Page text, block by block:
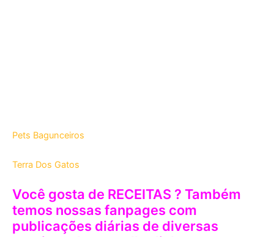
Pets Bagunceiros
Terra Dos Gatos
Você gosta de RECEITAS ? Também
temos nossas fanpages com
publicações diárias de diversas